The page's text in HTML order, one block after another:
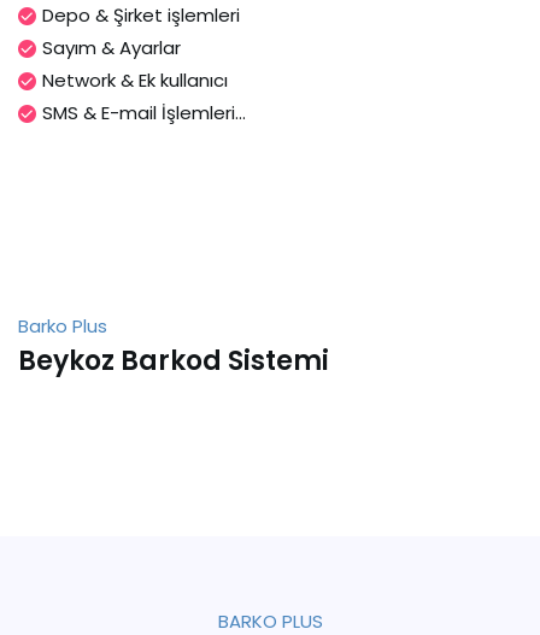
Depo & Şirket işlemleri
Sayım & Ayarlar
Network & Ek kullanıcı
SMS & E-mail İşlemleri...
Barko Plus
Beykoz Barkod Sistemi
BARKO PLUS